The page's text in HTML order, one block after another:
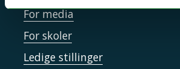
For media
For skoler
Ledige stillinger